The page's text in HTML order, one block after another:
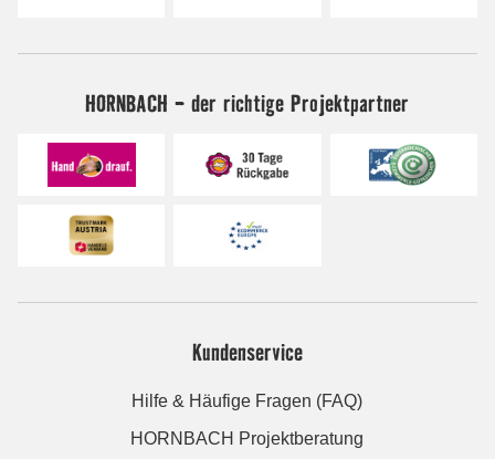
HORNBACH - der richtige Projektpartner
Kundenservice
Hilfe & Häufige Fragen (FAQ)
HORNBACH Projektberatung